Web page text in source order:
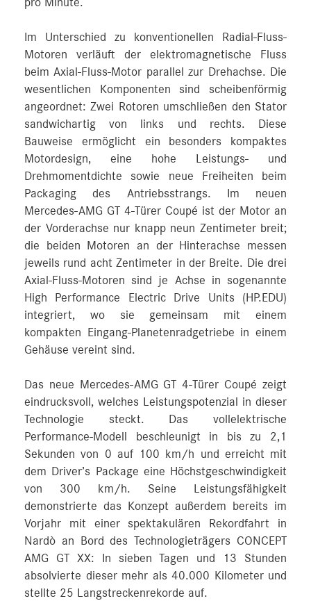
pro Minute.
Im Unterschied zu konventionellen Radial-Fluss-
Motoren verläuft der elektromagnetische Fluss
beim Axial-Fluss-Motor parallel zur Drehachse. Die
wesentlichen Komponenten sind scheibenförmig
angeordnet: Zwei Rotoren umschließen den Stator
sandwichartig von links und rechts. Diese
Bauweise ermöglicht ein besonders kompaktes
Motordesign, eine hohe Leistungs- und
Drehmomentdichte sowie neue Freiheiten beim
Packaging des Antriebsstrangs. Im neuen
Mercedes-AMG GT 4-Türer Coupé ist der Motor an
der Vorderachse nur knapp neun Zentimeter breit;
die beiden Motoren an der Hinterachse messen
jeweils rund acht Zentimeter in der Breite. Die drei
Axial-Fluss-Motoren sind je Achse in sogenannte
High Performance Electric Drive Units (HP.EDU)
integriert, wo sie gemeinsam mit einem
kompakten Eingang-Planetenradgetriebe in einem
Gehäuse vereint sind.
Das neue Mercedes-AMG GT 4-Türer Coupé zeigt
eindrucksvoll, welches Leistungspotenzial in dieser
Technologie steckt. Das vollelektrische
Performance-Modell beschleunigt in bis zu 2,1
Sekunden von 0 auf 100 km/h und erreicht mit
dem Driver’s Package eine Höchstgeschwindigkeit
von 300 km/h. Seine Leistungsfähigkeit
demonstrierte das Konzept außerdem bereits im
Vorjahr mit einer spektakulären Rekordfahrt in
Nardò an Bord des Technologieträgers CONCEPT
AMG GT XX: In sieben Tagen und 13 Stunden
absolvierte dieser mehr als 40.000 Kilometer und
stellte 25 Langstreckenrekorde auf.